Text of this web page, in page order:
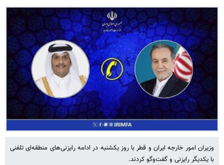
وزیران امور خارجه ایران و قطر با روز یکشنبه در ادامه رایزنی‌های منطقه‌ای تلفنی
با یکدیگر رایزنی و گفت‌وگو کردند.